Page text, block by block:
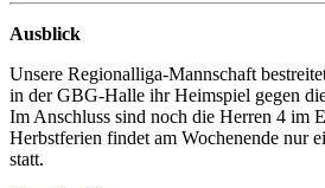
Ausblick
Unsere Regionalliga-Mannschaft
in der GBG-Halle ihr Heimspiel gegen
Im Anschluss sind noch die Herren 4 im
Herbstferien findet am Wochenende nur
statt.